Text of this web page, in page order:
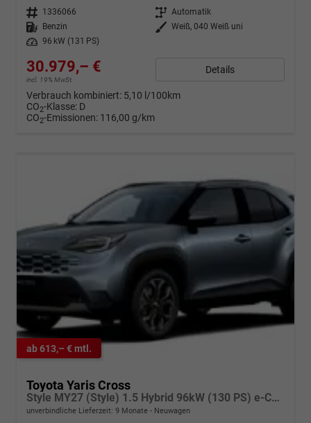
Fahrzeugnr. 1336066 Getriebe Automatik
Kraftstoff
Benzin Außenfarbe Weiß, 040 Weiß uni
Leistung
96 kW (131 PS)
30.979,– €
incl. 19% MwSt.
Details
Verbrauch kombiniert: 5,10 l/100km
CO2-Klasse: D
CO2-Emissionen: 116,00 g/km
ab 613,– € mtl.
Toyota Yaris Cross
Style MY27 (Style) 1.5 Hybrid 96kW (130 PS) e-CVT 4x4
unverbindliche Lieferzeit: 9 Monate Neuwagen